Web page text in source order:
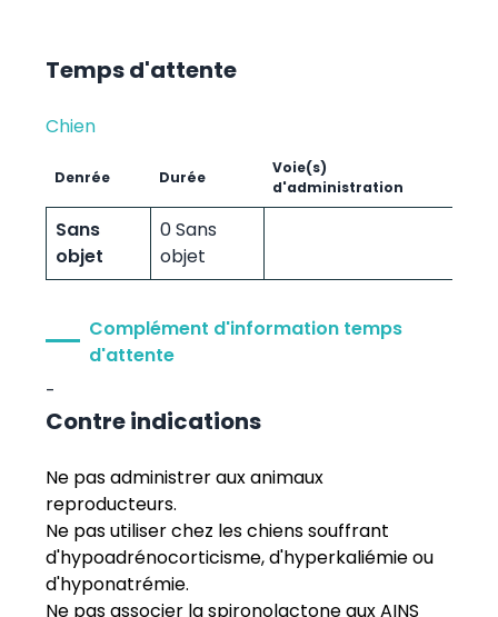
Temps d'attente
Chien
Denrée Durée
Voie(s)
d'administration
Sans
objet
0 Sans
objet
Complément d'information temps
d'attente
-
Contre indications
Ne pas administrer aux animaux
reproducteurs.
Ne pas utiliser chez les chiens souffrant
d'hypoadrénocorticisme, d'hyperkaliémie ou
d'hyponatrémie.
Ne pas associer la spironolactone aux AINS